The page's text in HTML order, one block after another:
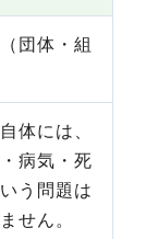
団体・組
体には、
病気・死
う問題は
せん。